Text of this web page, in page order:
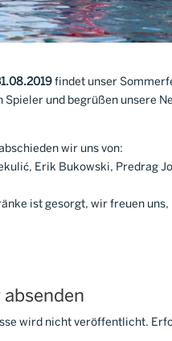
findet unser
Spieler und begrüßen unsere
wir uns von:
Erik Bukowski, Predrag
ist gesorgt, wir freuen
wird nicht veröffentlicht.